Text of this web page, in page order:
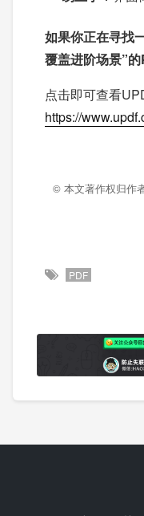
如果你正在寻找
覆盖进阶场景”
点击即可查看
https://
© 本文著作权归作
PDF